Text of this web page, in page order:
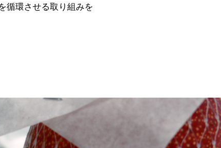
循環させる取り組みを